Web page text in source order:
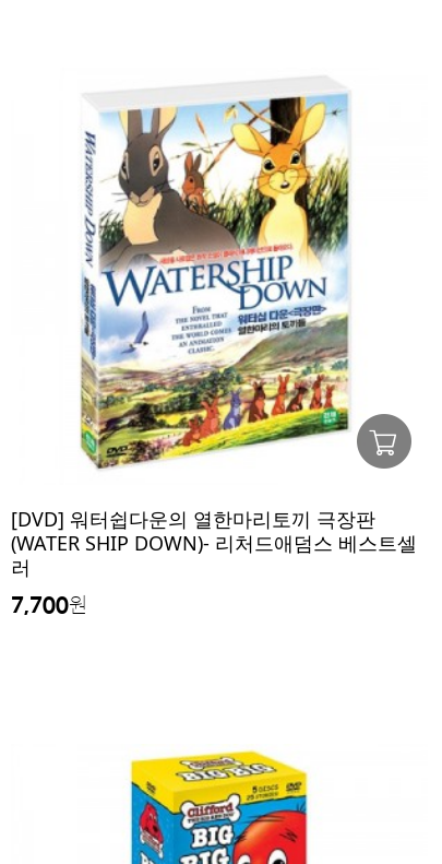
[DVD] 워터쉽다운의 열한마리토끼 극장판
(WATER SHIP DOWN)- 리처드애덤스 베스트셀
러
7,700원